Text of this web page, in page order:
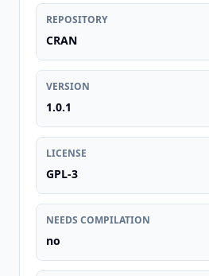
REPOSITORY
CRAN
VERSION
1.0.1
LICENSE
GPL-3
NEEDS COMPILATION
no